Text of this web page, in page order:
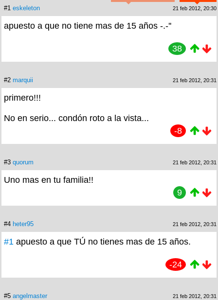
#1 eskeleton 21 feb 2012, 20:30
apuesto a que no tiene mas de 15 años -.-''
38
#2 marquii 21 feb 2012, 20:31
primero!!!
No en serio... condón roto a la vista...
-8
#3 quorum 21 feb 2012, 20:31
Uno mas en tu familia!!
9
#4 heter95 21 feb 2012, 20:31
#1 apuesto a que TÚ no tienes mas de 15 años.
-24
#5 angelmaster 21 feb 2012, 20:31